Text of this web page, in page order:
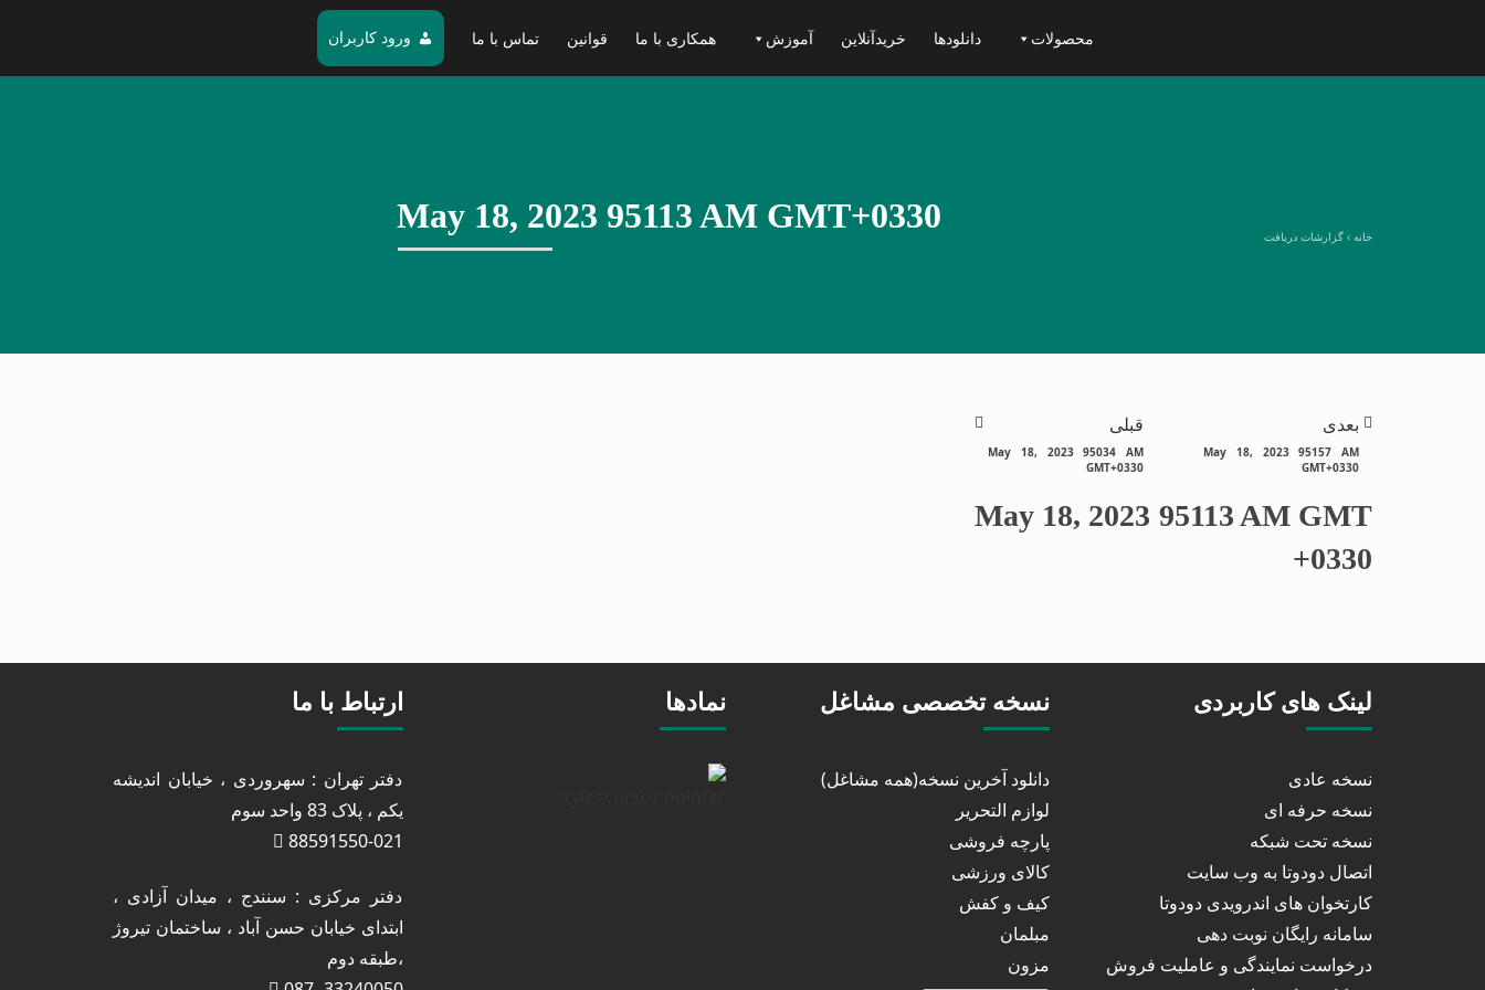
محصولات دانلودها خریدآنلاین آموزش همکاری با ما قوانین تماس با ما ورود کاربران
May 18, 2023 95113 AM GMT+0330
خانه › گزارشات دریافت
قبلی
May 18, 2023 95034 AM
GMT+0330
بعدی
May 18, 2023 95157 AM
GMT+0330
May 18, 2023 95113 AM GMT
+0330
ارتباط با ما
دفتر تهران : سهروردی ، خیابان اندیشه
یکم ، پلاک 83 واحد سوم
88591550-021
دفتر مرکزی : سنندج ، میدان آزادی ،
ابتدای خیابان حسن آباد ، ساختمان تیروژ
،طبقه دوم
نمادها نسخه تخصصی مشاغل
دانلود آخرین نسخه(همه مشاغل)
لوازم التحریر
پارچه فروشی
کالای ورزشی
کیف و کفش
مبلمان
مزون
لینک های کاربردی
نسخه عادی
نسخه حرفه ای
نسخه تحت شبکه
اتصال دودوتا به وب سایت
کارتخوان های اندرویدی دودوتا
سامانه رایگان نوبت دهی
درخواست نمایندگی و عاملیت فروش